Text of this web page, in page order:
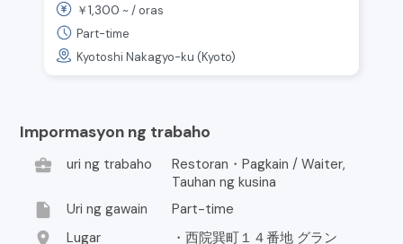
Kaganapan ng Sushi!
￥1,300 ~ /oras
Part-time
Kyotoshi Nakagyo-ku (Kyoto)
Impormasyon ng trabaho
business_center
uri ng trabaho
Restoran・Pagkain / Waiter,
Tauhan ng kusina
insert_drive_file Uri ng gawain Part-time
location_on Lugar
・西院巽町１４番地 グラン